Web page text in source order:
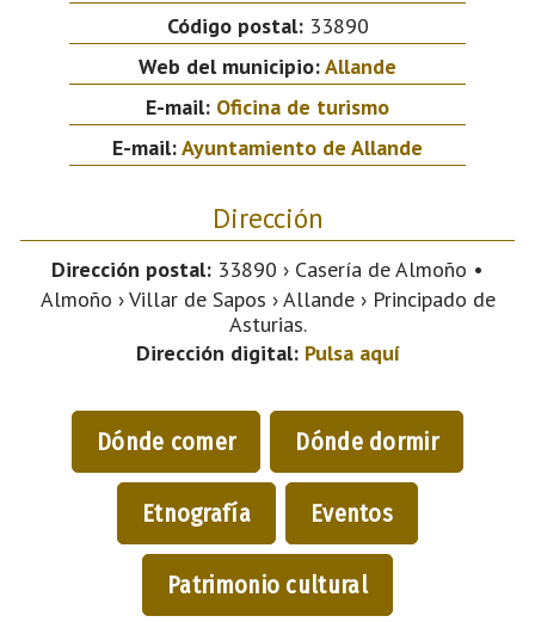
Código postal:33890
Web del municipio:Allande
E-mail: Oficina de turismo
E-mail:Ayuntamiento de Allande
Dirección
Dirección postal: 33890 › Casería de Almoño •
Almoño › Villar de Sapos › Allande › Principado de
Asturias.
Dirección digital: Pulsa aquí
Dónde comer Dónde dormir
Etnografía Eventos
Patrimonio cultural